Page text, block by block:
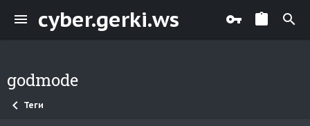
cyber.gerki.ws
godmode
Теги